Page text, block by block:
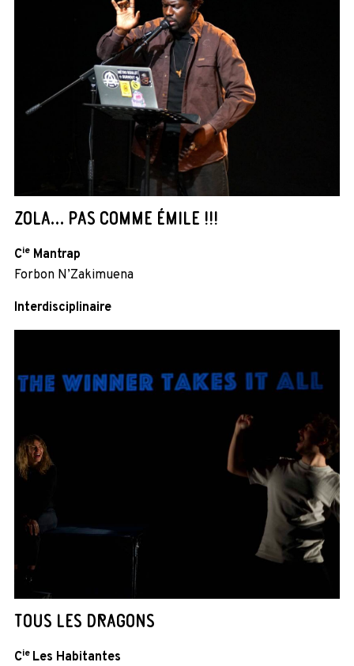
ZOLA… PAS COMME ÉMILE !!!
Cie Mantrap
Forbon N’Zakimuena
Interdisciplinaire
TOUS LES DRAGONS
Cie Les Habitantes